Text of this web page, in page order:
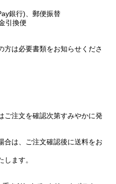
銀行)、郵便振替
引換便
は必要書類をお知らせくださ
注文を確認次第すみやかに発
は、ご注文確認後に送料をお
ます。